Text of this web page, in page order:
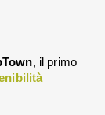
, il primo